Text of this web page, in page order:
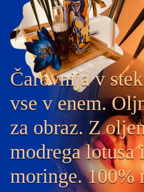
Čarovnija v
vse v enem.
za obraz. Z
modrega lotusa
moringe. 100%